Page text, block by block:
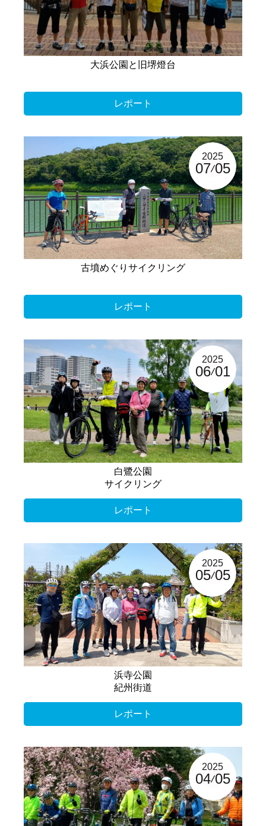
大浜公園と旧堺燈台
レポート
2025
07 05
古墳めぐりサイクリング
レポート
2025
06 01
白鷺公園
サイクリング
レポート
2025
05 05
浜寺公園
紀州街道
レポート
2025
04 05